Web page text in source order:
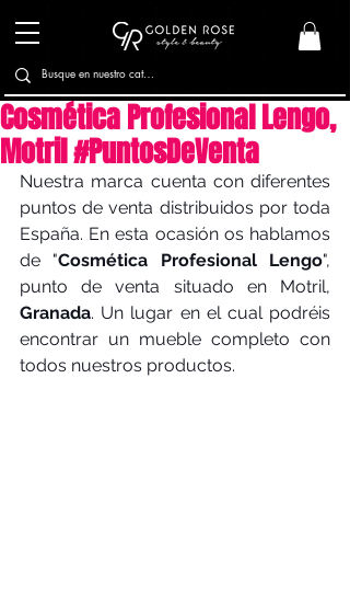
Cosmética Profesional Lengo,
Motril #PuntosDeVenta
Nuestra marca cuenta con diferentes
puntos de venta distribuidos por toda
España. En esta ocasión os hablamos
de "Cosmética Profesional Lengo",
Granada. Un lugar en el cual podréis
encontrar un mueble completo con
todos nuestros productos.